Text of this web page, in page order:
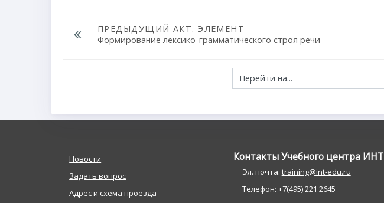
ПРЕДЫДУЩИЙ АКТ. ЭЛЕМЕНТ
Формирование лексико-грамматического строя речи
Новости
Задать вопрос
Адрес и схема проезда
Контакты Учебного центра ИНT
Эл. почта: training@int-edu.ru
Телефон: +7(495) 221 2645